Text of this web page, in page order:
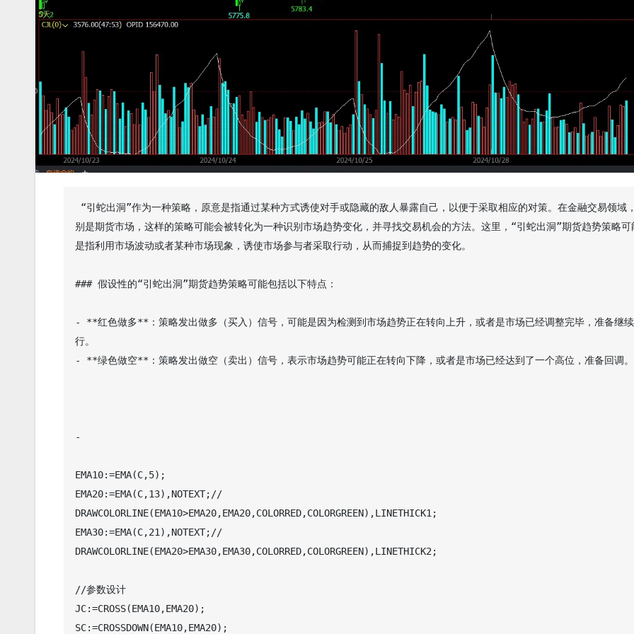
别是期货市场，这样的策略可能会被转化为一种识别市场趋势变化，并寻找交易机会的方法。这里，“引蛇出洞”期货趋势策略可
是指利用市场波动或者某种市场现象，诱使市场参与者采取行动，从而捕捉到趋势的变化。
### 假设性的“引蛇出洞”期货趋势策略可能包括以下特点：
- **红色做多**：策略发出做多（买入）信号，可能是因为检测到市场趋势正在转向上升，或者是市场已经调整完毕，准备继
行。
- **绿色做空**：策略发出做空（卖出）信号，表示市场趋势可能正在转向下降，或者是市场已经达到了一个高位，准备回调。
-
EMA10:=EMA(C,5);
EMA20:=EMA(C,13),NOTEXT;//
DRAWCOLORLINE(EMA10>EMA20,EMA20,COLORRED,COLORGREEN),LINETHICK1;
EMA30:=EMA(C,21),NOTEXT;//
DRAWCOLORLINE(EMA20>EMA30,EMA30,COLORRED,COLORGREEN),LINETHICK2;
//参数设计
JC:=CROSS(EMA10,EMA20);
SC:=CROSSDOWN(EMA10,EMA20);